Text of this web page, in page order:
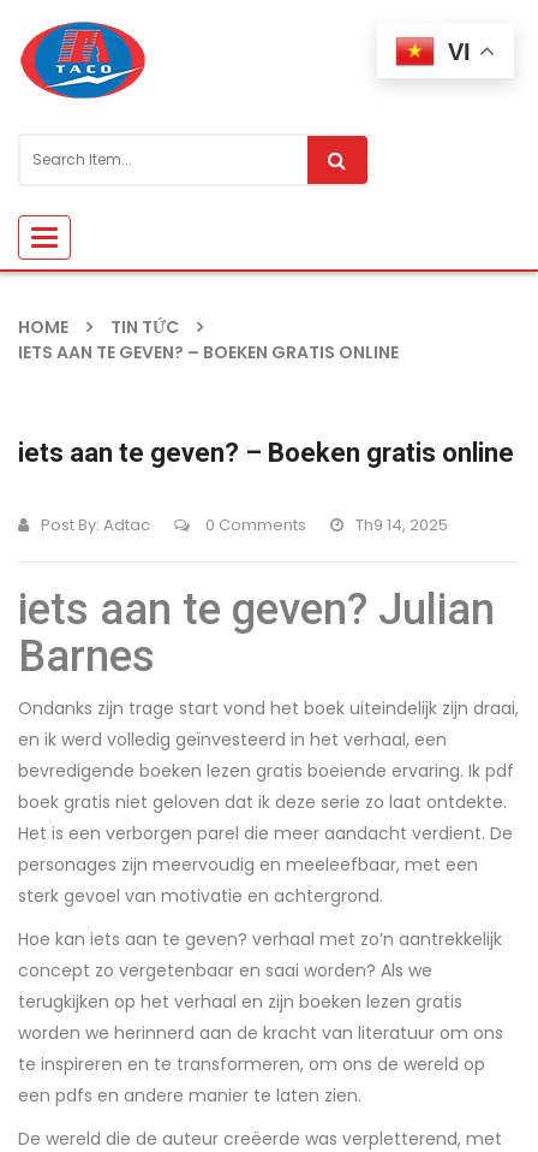
Toggle
navigation
HOME
TIN TỨC
IETS AAN TE GEVEN? – BOEKEN GRATIS ONLINE
iets aan te geven? – Boeken gratis online
Post By: Adtac 0 Comments Th9 14, 2025
iets aan te geven? Julian
Barnes
Ondanks zijn trage start vond het boek uiteindelijk zijn draai,
en ik werd volledig geïnvesteerd in het verhaal, een
bevredigende boeken lezen gratis boeiende ervaring. Ik pdf
boek gratis niet geloven dat ik deze serie zo laat ontdekte.
Het is een verborgen parel die meer aandacht verdient. De
personages zijn meervoudig en meeleefbaar, met een
sterk gevoel van motivatie en achtergrond.
Hoe kan iets aan te geven? verhaal met zo’n aantrekkelijk
concept zo vergetenbaar en saai worden? Als we
terugkijken op het verhaal en zijn boeken lezen gratis
worden we herinnerd aan de kracht van literatuur om ons
te inspireren en te transformeren, om ons de wereld op
een pdfs en andere manier te laten zien.
De wereld die de auteur creëerde was verpletterend, met
VI